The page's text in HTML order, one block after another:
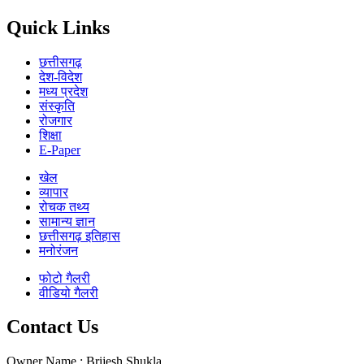
Quick Links
छत्तीसगढ़
देश-विदेश
मध्य प्रदेश
संस्कृति
रोजगार
शिक्षा
E-Paper
खेल
व्यापार
रोचक तथ्य
सामान्य ज्ञान
छत्तीसगढ़ इतिहास
मनोरंजन
फोटो गैलरी
वीडियो गैलरी
Contact Us